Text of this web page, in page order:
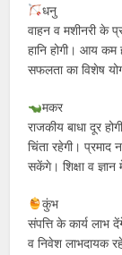
धनु
वाहन व मशीनरी के
हानि होगी। आय कम
सफलता का विशेष
मकर
राजकीय बाधा दूर
चिंता रहेगी। प्रमाद
सकेंगे। शिक्षा व
कुंभ
संपत्ति के कार्य लाभ
व निवेश लाभदायक